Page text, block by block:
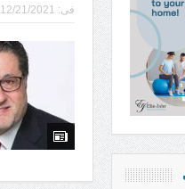
فى: 12/21/2021